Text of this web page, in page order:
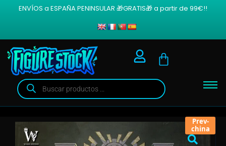
ENVÍOS a ESPAÑA PENINSULAR 🎁GRATIS🎁 a partir de 99€!!
Prev-
china